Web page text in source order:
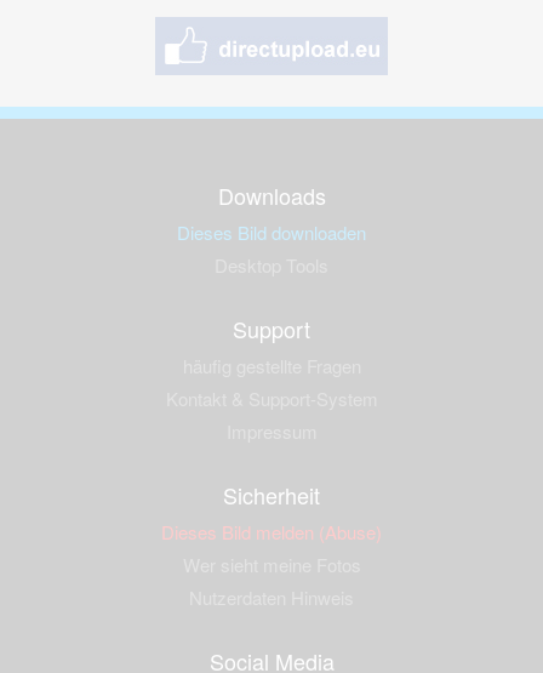
Downloads
Dieses Bild downloaden
Support
Sicherheit
Dieses Bild melden (Abuse)
Social Media